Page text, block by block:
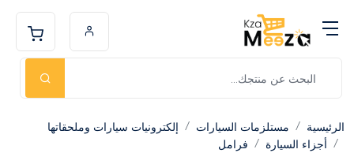
الرئيسية مستلزمات السيارات
إلكترونيات سيارات وملحقاتها
أجزاء السيارة
فرامل